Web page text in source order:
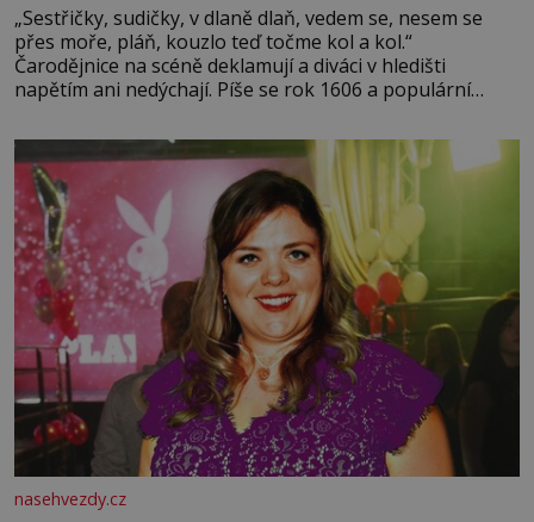
„Sestřičky, sudičky, v dlaně dlaň, vedem se, nesem se
přes moře, pláň, kouzlo teď točme kol a kol.“
Čarodějnice na scéně deklamují a diváci v hledišti
napětím ani nedýchají. Píše se rok 1606 a populární
Tragédii o Macbethovi. Napsal ji pro krále Jakuba I., jenž
v roce 1603 vystřídal
nasehvezdy.cz